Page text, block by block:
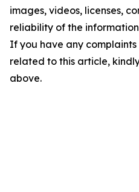
images, videos, licenses,
reliability of the
If you have any complaints
related to this article,
above.